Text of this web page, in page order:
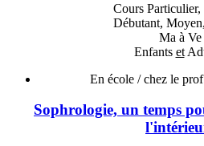
Cours
Débutant,
Ma à Ve
Enfants et
En école / chez le prof
Sophrologie, un temps